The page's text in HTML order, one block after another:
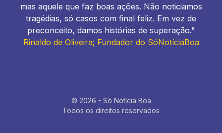
mas aquele que faz boas ações. Não noticiamos
tragédias, só casos com final feliz. Em vez de
preconceito, damos histórias de superação.”
Rinaldo de Oliveira; Fundador do SóNotíciaBoa
© 2026 - Só Notícia Boa
Todos os direitos reservados